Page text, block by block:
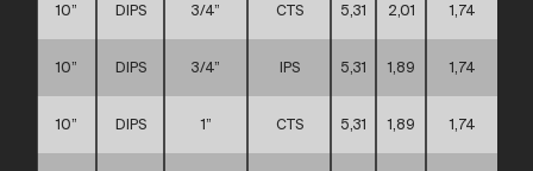
10” DIPS 3/4” CTS 5,31 2,01 1,74
10” DIPS 3/4” IPS 5,31 1,89 1,74
10” DIPS 1” CTS 5,31 1,89 1,74